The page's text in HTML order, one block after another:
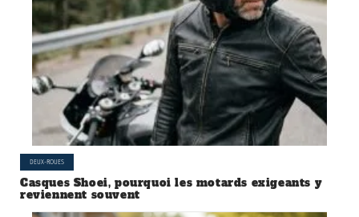
DEUX-ROUES
Casques Shoei, pourquoi les motards exigeants y
reviennent souvent